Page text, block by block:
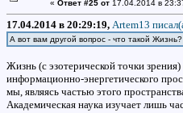
« Ответ #25 от17.04.2014 в
17.04.2014 в 20:29:19, Artem13
А вот вам другой вопрос - что такой Жизнь?
Жизнь (с эзотерической точки
информационно-энергетического
мы, являясь частью этого
Академическая наука изучает лишь